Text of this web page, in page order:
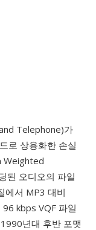
Telephone)가
로 상용화한 손실
Weighted
된 오디오의 파일
에서 MP3 대비
kbps VQF 파일
년대 후반 포맷